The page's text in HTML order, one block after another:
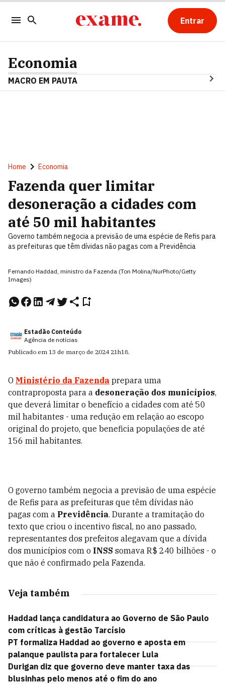
Entrar
Economia
MACRO EM PAUTA
Home Economia
Fazenda quer limitar
desoneração a cidades com
até 50 mil habitantes
Governo também negocia a previsão de uma espécie de Refis para
as prefeituras que têm dívidas não pagas com a Previdência
Fernando Haddad, ministro da Fazenda (Ton Molina/NurPhoto/Getty
Images)
Estadão Conteúdo
Agência de notícias
Publicado em 13 de março de 2024 21h18.
O Ministério da Fazenda prepara uma
contraproposta para a desoneração dos municípios,
que deverá limitar o benefício a cidades com até 50
mil habitantes - uma redução em relação ao escopo
original do projeto, que beneficia populações de até
156 mil habitantes.
O governo também negocia a previsão de uma espécie
de Refis para as prefeituras que têm dívidas não
pagas com a Previdência. Durante a tramitação do
texto que criou o incentivo fiscal, no ano passado,
representantes dos prefeitos alegavam que a dívida
dos municípios com o INSS somava R$ 240 bilhões - o
que não é confirmado pela Fazenda.
Veja também
Haddad lança candidatura ao Governo de São Paulo
com críticas à gestão Tarcísio
PT formaliza Haddad ao governo e aposta em
palanque paulista para fortalecer Lula
Durigan diz que governo deve manter taxa das
blusinhas pelo menos até o fim do ano